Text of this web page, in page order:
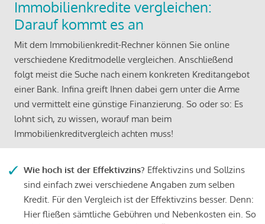
Immobilienkredite vergleichen:
Darauf kommt es an
Mit dem Immobilienkredit-Rechner können Sie online
verschiedene Kreditmodelle vergleichen. Anschließend
folgt meist die Suche nach einem konkreten Kreditangebot
einer Bank. Infina greift Ihnen dabei gern unter die Arme
und vermittelt eine günstige Finanzierung. So oder so: Es
lohnt sich, zu wissen, worauf man beim
Immobilienkreditvergleich achten muss!
Wie hoch ist der Effektivzins? Effektivzins und Sollzins
sind einfach zwei verschiedene Angaben zum selben
Kredit. Für den Vergleich ist der Effektivzins besser. Denn:
Hier fließen sämtliche Gebühren und Nebenkosten ein. So